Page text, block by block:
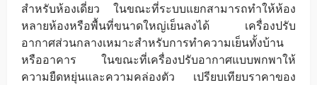
สำหรับห้องเดี่ยว ในขณะที่ระบบแยกสามารถทำให้ห้อง
หลายห้องหรือพื้นที่ขนาดใหญ่เย็นลงได้ เครื่องปรับ
อากาศส่วนกลางเหมาะสำหรับการทำความเย็นทั้งบ้าน
หรืออาคาร ในขณะที่เครื่องปรับอากาศแบบพกพาให้
ความยืดหยุ่นและความคล่องตัว เปรียบเทียบราคาของ